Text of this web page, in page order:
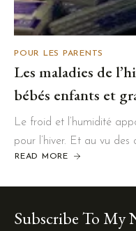
POUR LES PARENTS
Les maladies de
bébés enfants et
Le froid et l’humidité
pour l’hiver. Et au vu des
READ MORE
Subscribe To My